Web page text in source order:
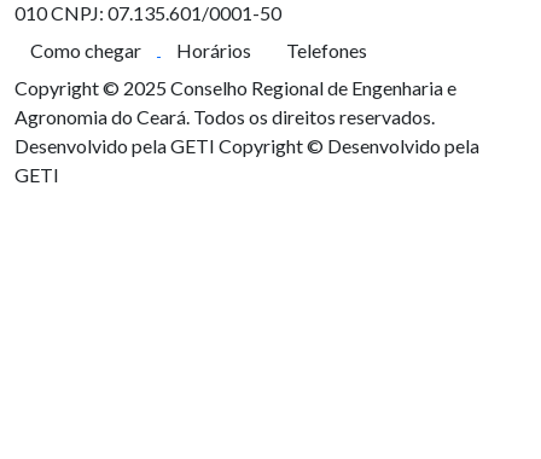
010CNPJ: 07.135.601/0001-50
Como chegar
Horários
Telefones
Copyright © 2025 Conselho Regional de Engenharia e
Agronomia do Ceará. Todos os direitos reservados.
Desenvolvido pela GETI Copyright © Desenvolvido pela
GETI